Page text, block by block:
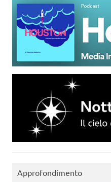
Approfondimento